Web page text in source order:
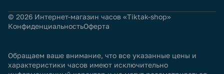
© 2026 Интернет-магазин часов «Tiktak-shop»
КонфиденциальностьОферта
Обращаем ваше внимание, что все указанные цены и
характеристики часов имеют исключительно